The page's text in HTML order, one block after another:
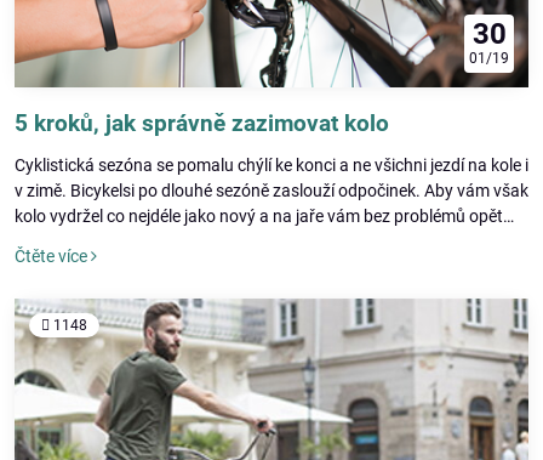
30
01/19
5 kroků, jak správně zazimovat kolo
Cyklistická sezóna se pomalu chýlí ke konci a ne všichni jezdí na kole i
v zimě. Bicykelsi po dlouhé sezóně zaslouží odpočinek. Aby vám však
kolo vydržel co nejdéle jako nový a na jaře vám bez problémů opět
zapomenout. Správná údržba před zimou ho ochrání a na jaře když
Čtěte více
1148